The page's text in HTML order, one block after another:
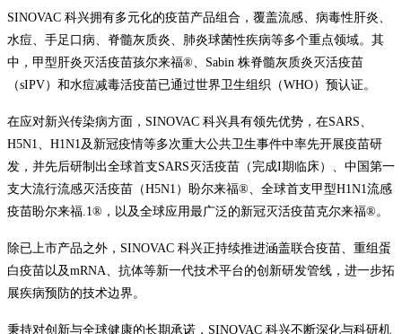
SINOVAC 科兴拥有多元化的疫苗产品组合，覆盖流感、病毒性肝炎、
水痘、手足口病、脊髓灰质炎、肺炎球菌性疾病等多个重点领域。其
中，甲型肝炎灭活疫苗孩尔来福®、Sabin 株脊髓灰质炎灭活疫苗
（sIPV）和水痘减毒活疫苗已通过世界卫生组织（WHO）预认证。
在应对新兴传染病方面，SINOVAC 科兴具有领先优势，在SARS、
H5N1、H1N1及新冠疫情等多次重大公共卫生事件中率先开展疫苗研
发，并先后研制出全球首支SARS灭活疫苗（完成I期临床）、中国第一
支大流行流感灭活疫苗（H5N1）盼尔来福®、全球首支甲型H1N1流感
疫苗盼尔来福.1®，以及全球应用最广泛的新冠灭活疫苗克尔来福®。
除已上市产品之外，SINOVAC 科兴正持续推进涵盖联合疫苗、重组蛋
白疫苗以及mRNA、抗体等新一代技术平台的创新研发管线，进一步拓
展疾病预防的技术边界。
秉持对创新与全球健康的长期承诺，SINOVAC 科兴不断深化与科研机